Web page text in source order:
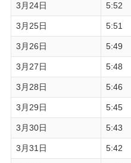
3月24日 5:52
3月25日 5:51
3月26日 5:49
3月27日 5:48
3月28日 5:46
3月29日 5:45
3月30日 5:43
3月31日 5:42